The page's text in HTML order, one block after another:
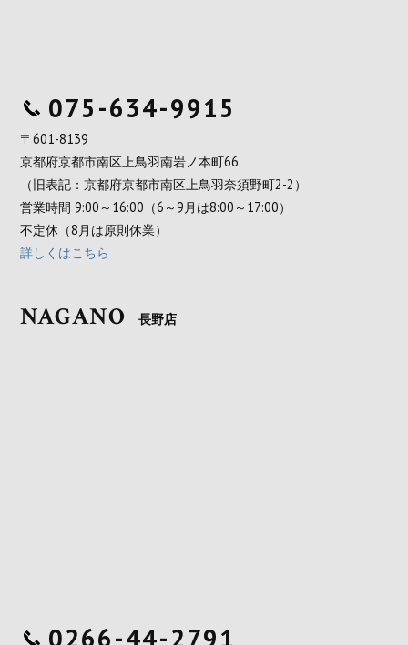
075-634-9915
〒601-8139
京都府京都市南区上鳥羽南岩ノ本町66
（旧表記：京都府京都市南区上鳥羽奈須野町2-2）
営業時間 9:00～16:00（6～9月は8:00～17:00）
不定休（8月は原則休業）
詳しくはこちら
NAGANO 長野店
0266-44-2791